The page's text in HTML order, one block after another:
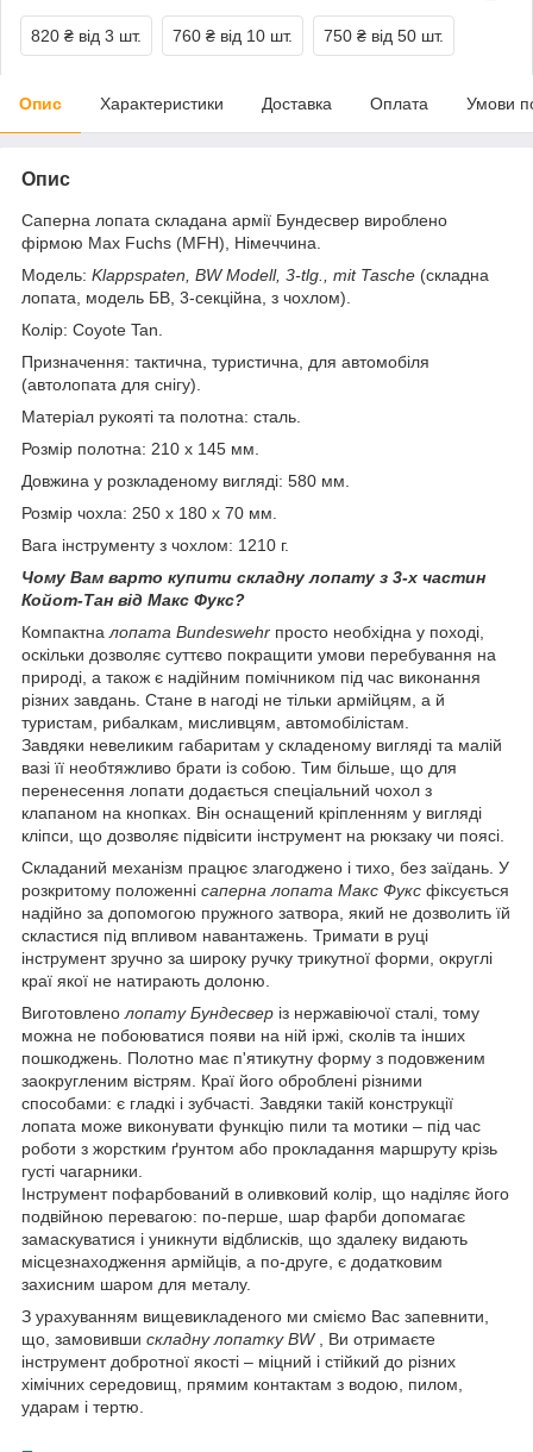
820 ₴ від 3 шт. 760 ₴ від 10 шт. 750 ₴ від 50 шт.
Опис Характеристики Доставка Оплата Умови
Опис
Саперна лопата складана армії Бундесвер вироблено
фірмою Max Fuchs (MFH), Німеччина.
Модель: Klappspaten, BW Modell, 3-tlg., mit Tasche (складна
лопата, модель БВ, 3-секційна, з чохлом).
Колір: Coyote Tan.
Призначення: тактична, туристична, для автомобіля
(автолопата для снігу).
Матеріал рукояті та полотна: сталь.
Розмір полотна: 210 x 145 мм.
Довжина у розкладеному вигляді: 580 мм.
Розмір чохла: 250 x 180 x 70 мм.
Вага інструменту з чохлом: 1210 г.
Чому Вам варто купити складну лопату з 3-х частин
Койот-Тан від Макс Фукс?
Компактна лопата Bundeswehr просто необхідна у поході,
оскільки дозволяє суттєво покращити умови перебування на
природі, а також є надійним помічником під час виконання
різних завдань. Стане в нагоді не тільки армійцям, а й
туристам, рибалкам, мисливцям, автомобілістам.
Завдяки невеликим габаритам у складеному вигляді та малій
вазі її необтяжливо брати із собою. Тим більше, що для
перенесення лопати додається спеціальний чохол з
клапаном на кнопках. Він оснащений кріпленням у вигляді
кліпси, що дозволяє підвісити інструмент на рюкзаку чи поясі.
Складаний механізм працює злагоджено і тихо, без заїдань. У
розкритому положенні саперна лопата Макс Фукс фіксується
надійно за допомогою пружного затвора, який не дозволить їй
скластися під впливом навантажень. Тримати в руці
інструмент зручно за широку ручку трикутної форми, округлі
краї якої не натирають долоню.
Виготовлено лопату Бундесвер із нержавіючої сталі, тому
можна не побоюватися появи на ній іржі, сколів та інших
пошкоджень. Полотно має п'ятикутну форму з подовженим
заокругленим вістрям. Краї його оброблені різними
способами: є гладкі і зубчасті. Завдяки такій конструкції
лопата може виконувати функцію пили та мотики – під час
роботи з жорстким ґрунтом або прокладання маршруту крізь
густі чагарники.
Інструмент пофарбований в оливковий колір, що наділяє його
подвійною перевагою: по-перше, шар фарби допомагає
замаскуватися і уникнути відблисків, що здалеку видають
місцезнаходження армійців, а по-друге, є додатковим
захисним шаром для металу.
З урахуванням вищевикладеного ми сміємо Вас запевнити,
що, замовивши складну лопатку BW, Ви отримаєте
інструмент добротної якості – міцний і стійкий до різних
хімічних середовищ, прямим контактам з водою, пилом,
ударам і тертю.